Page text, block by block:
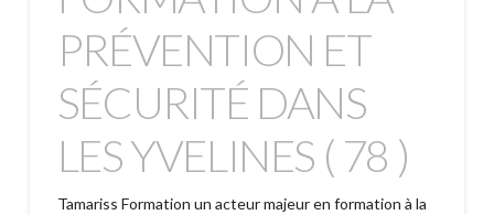
PRÉVENTION ET
SÉCURITÉ DANS
LES YVELINES ( 78 )
Tamariss Formation un acteur majeur en formation à la